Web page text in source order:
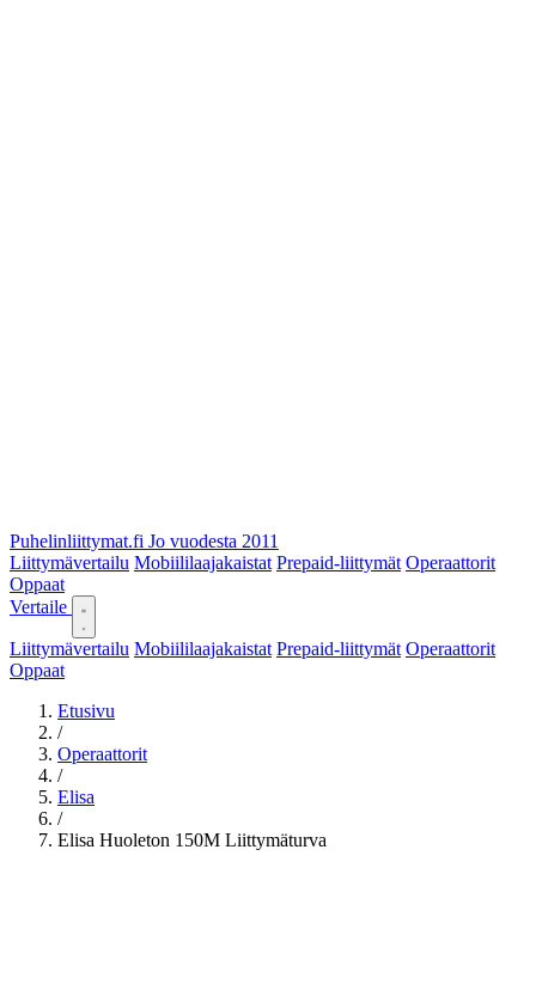
Puhelinliittymat.fi Jo vuodesta 2011
Liittymävertailu Mobiililaajakaistat Prepaid-liittymät Operaattorit
Oppaat
Vertaile
Liittymävertailu Mobiililaajakaistat Prepaid-liittymät Operaattorit
Oppaat
Etusivu
/
Operaattorit
/
Elisa
/
Elisa Huoleton 150M Liittymäturva